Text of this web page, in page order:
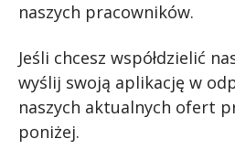
naszych pracowników.
Jeśli chcesz współdzielić
wyślij swoją aplikację w
naszych aktualnych ofert
poniżej.